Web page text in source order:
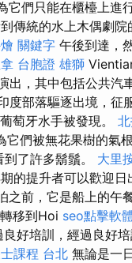
它們只能在櫃檯上進
傳統的水上木偶劇院
關鍵字 午後到達，
台胞證 雄獅
，其中包括公共汽
部落驅逐出境，征
萄牙水手被發現。
們被無花果樹的氣
了許多鬍鬚。 大里
的提升者可以歡迎
之前，它是船上的午
移到Hoi seo點擊軟
好培訓，經過良好
課程 台北 無論是一